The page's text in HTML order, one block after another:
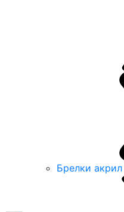
Брелки акрил